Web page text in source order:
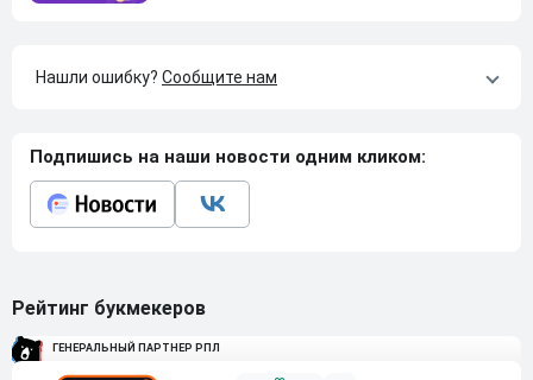
Нашли ошибку? Сообщите нам
Подпишись на наши новости одним кликом:
Рейтинг букмекеров
ГЕНЕРАЛЬНЫЙ ПАРТНЕР РПЛ